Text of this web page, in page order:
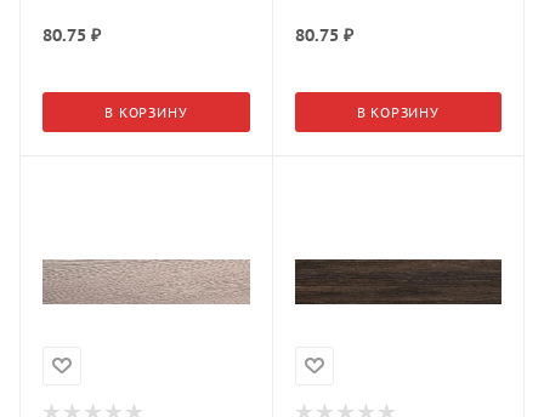
80.75 ₽
В КОРЗИНУ
80.75₽
В КОРЗИНУ